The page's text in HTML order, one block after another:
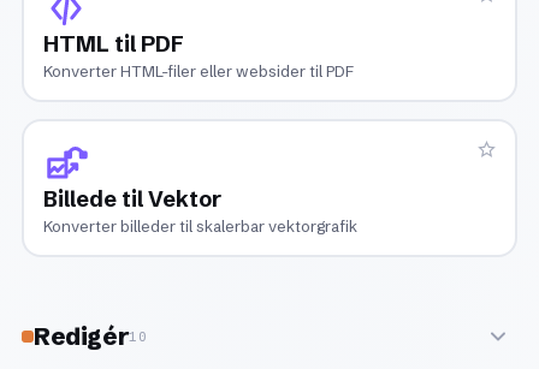
HTML til PDF
Konverter HTML-filer eller websider til PDF
Billede til Vektor
Konverter billeder til skalerbar vektorgrafik
Redigér10